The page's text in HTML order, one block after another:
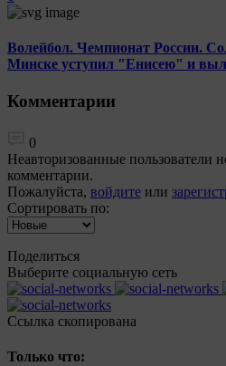
Волейбол. Чемпионат России.
Минске уступил "Енисею" и
Комментарии
0
Неавторизованные пользователи
комментарии.
Пожалуйста, войдите или
Сортировать по:
Поделиться
Выберите социальную сеть
Ccылка скопирована
Только что: